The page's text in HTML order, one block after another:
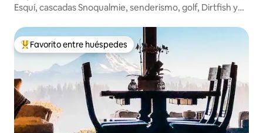
Esquí, cascadas Snoqualmie, senderismo, golf, Dirtfish y
Favorito entre los huéspedes más destacados
Favorito entre huéspedes